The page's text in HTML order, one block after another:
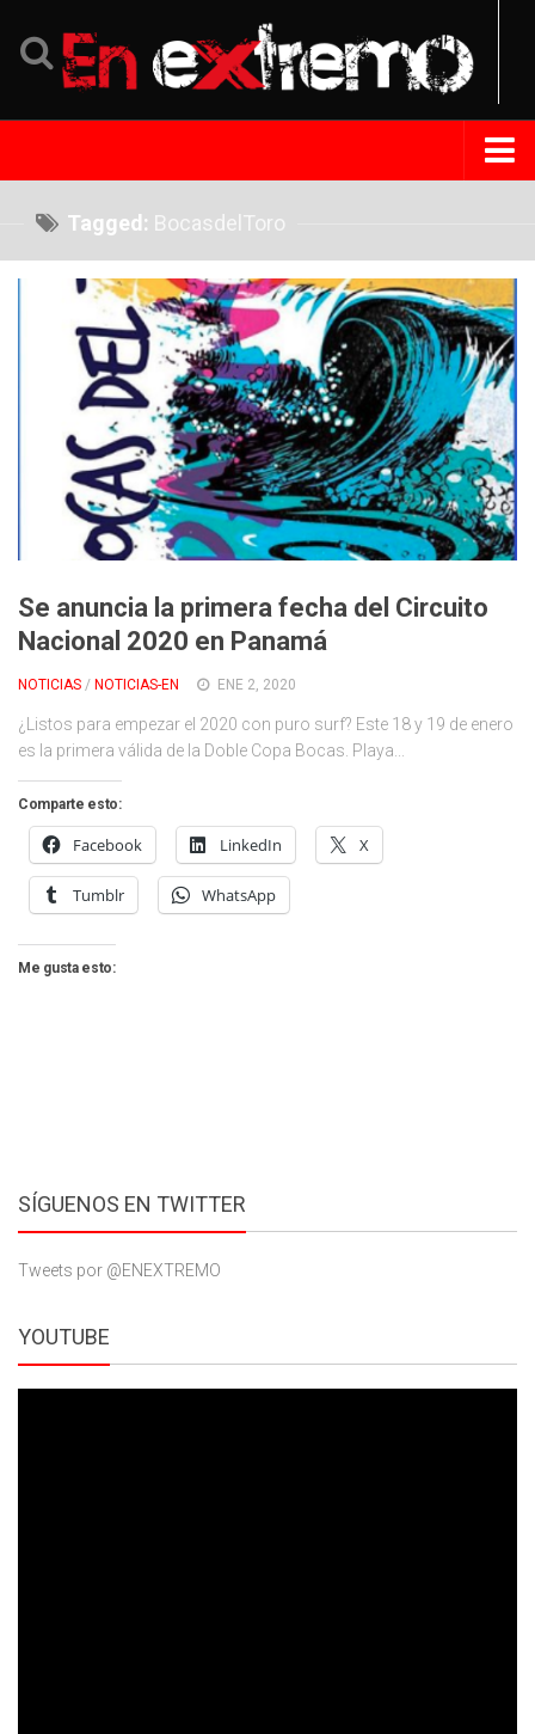
Eventos
Tips Extremo
República Dominicana
Venezuela
Cambio Climático
Tagged: BocasdelToro
Se anuncia la primera fecha del Circuito
Nacional 2020 en Panamá
NOTICIAS / NOTICIAS-EN ENE 2, 2020
¿Listos para empezar el 2020 con puro surf? Este 18 y 19 de enero
es la primera válida de la Doble Copa Bocas. Playa...
Comparte esto:
Facebook LinkedIn X
Tumblr WhatsApp
Me gusta esto:
SÍGUENOS EN TWITTER
Tweets por @ENEXTREMO
YOUTUBE